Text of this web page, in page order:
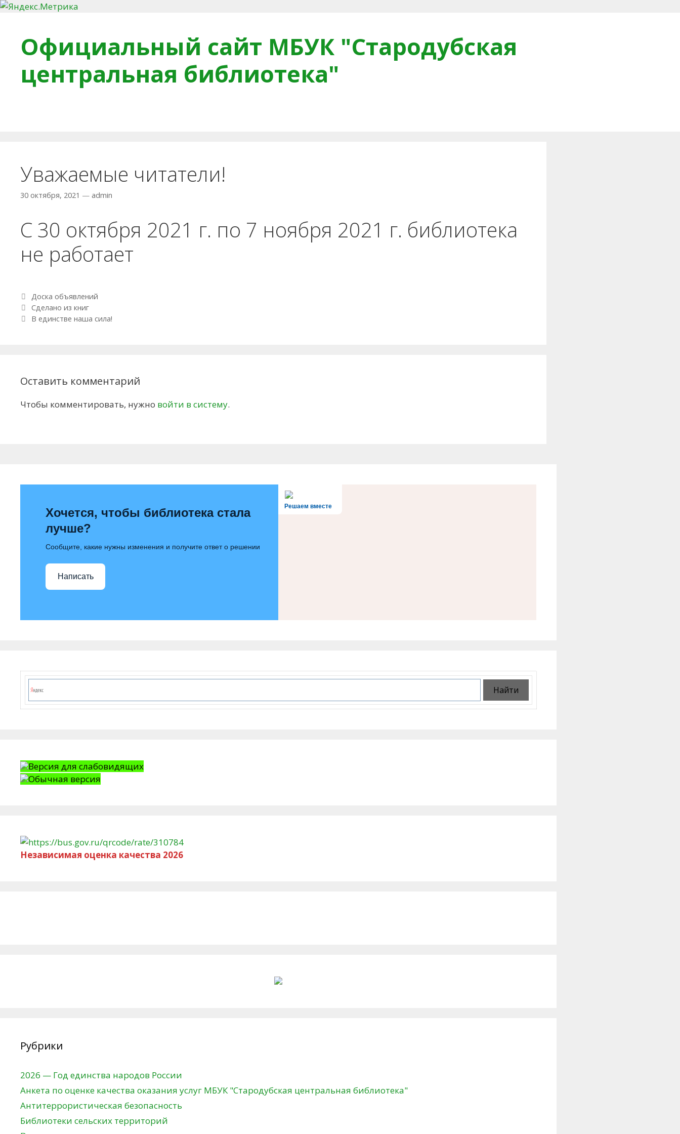
Официальный сайт МБУК "Стародубская
центральная библиотека"
Уважаемые читатели!
30 октября, 2021 — admin
С 30 октября 2021 г. по 7 ноября 2021 г. библиотека
не работает
Рубрики
Доска объявлений
Навигация по записям
Сделано из книг
В единстве наша сила!
Оставить комментарий
Чтобы комментировать, нужно войти в систему.
Решаем вместе
Хочется, чтобы библиотека стала
лучше?
Сообщите, какие нужны изменения и получите ответ о решении
Написать
Версия для слабовидящих
Обычная версия
Независимая оценка качества 2026
Рубрики
2026 — Год единства народов России
Анкета по оценке качества оказания услуг МБУК "Стародубская центральная библиотека"
Антитеррористическая безопасность
Библиотеки сельских территорий